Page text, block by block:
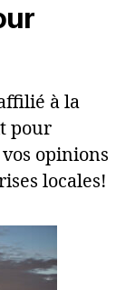
à la
pour
opinions
locales!